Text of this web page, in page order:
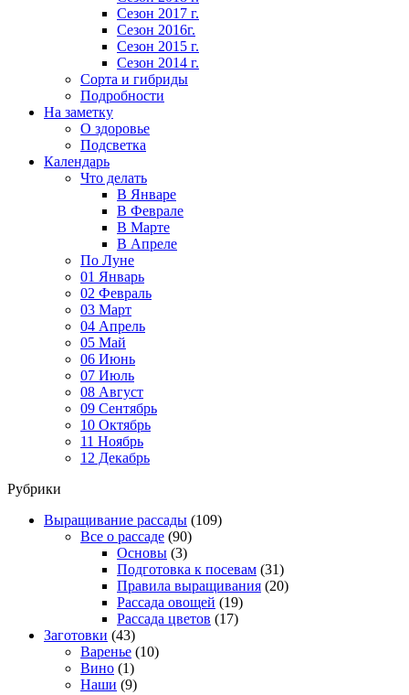
Сезон 2017 г.
Сезон 2016г.
Сезон 2015 г.
Сезон 2014 г.
Сорта и гибриды
Подробности
На заметку
О здоровье
Подсветка
Календарь
Что делать
В Январе
В Феврале
В Марте
В Апреле
По Луне
01 Январь
02 Февраль
03 Март
04 Апрель
05 Май
06 Июнь
07 Июль
08 Август
09 Сентябрь
10 Октябрь
11 Ноябрь
12 Декабрь
Рубрики
Выращивание рассады (109)
Все о рассаде (90)
Основы (3)
Подготовка к посевам (31)
Правила выращивания (20)
Рассада овощей (19)
Рассада цветов (17)
Заготовки (43)
Варенье (10)
Вино (1)
Наши (9)